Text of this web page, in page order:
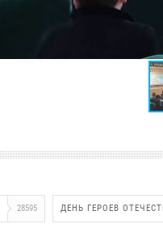
28595 ДЕНЬ ГЕРОЕВ